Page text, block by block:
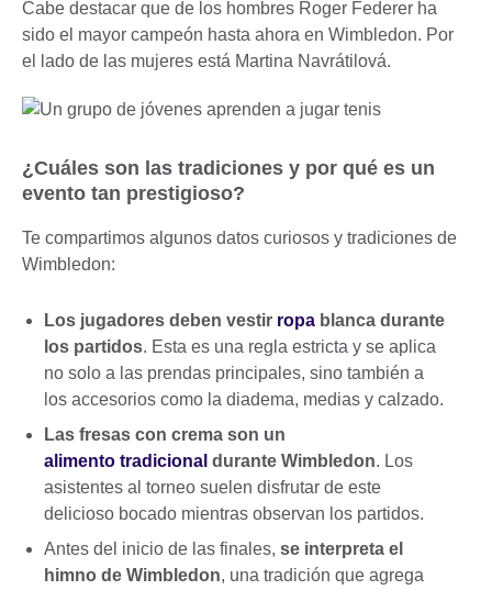
Cabe destacar que de los hombres Roger Federer ha
sido el mayor campeón hasta ahora en Wimbledon. Por
el lado de las mujeres está Martina Navrátilová.
¿Cuáles son las tradiciones y por qué es un
evento tan prestigioso?
Te compartimos algunos datos curiosos y tradiciones de
Wimbledon:
Los jugadores deben vestir ropa blanca durante
los partidos. Esta es una regla estricta y se aplica
no solo a las prendas principales, sino también a
los accesorios como la diadema, medias y calzado.
Las fresas con crema son un
alimento tradicional durante Wimbledon. Los
asistentes al torneo suelen disfrutar de este
delicioso bocado mientras observan los partidos.
Antes del inicio de las finales, se interpreta el
himno de Wimbledon, una tradición que agrega